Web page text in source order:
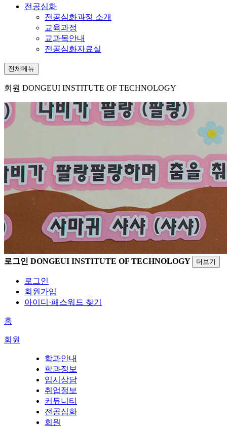
전공심화
전공심화과정 소개
교육과정
교과목안내
전공심화자료실
전체메뉴
회원 DONGEUI INSTITUTE OF TECHNOLOGY
로그인 DONGEUI INSTITUTE OF TECHNOLOGY 더보기
로그인
회원가입
아이디·패스워드 찾기
홈
회원
학과안내
학과정보
입시상담
취업정보
커뮤니티
전공심화
회원